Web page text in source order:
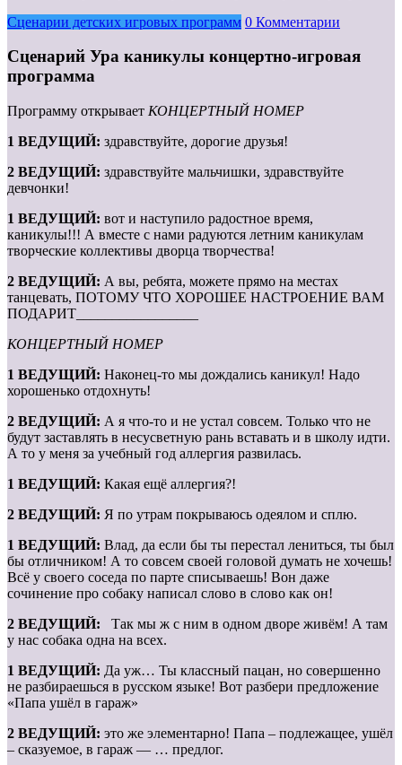
Сценарии детских игровых программ 0 Комментарии
Сценарий Ура каникулы концертно-игровая
программа
Программу открывает КОНЦЕРТНЫЙ НОМЕР
1 ВЕДУЩИЙ: здравствуйте, дорогие друзья!
2 ВЕДУЩИЙ: здравствуйте мальчишки, здравствуйте
девчонки!
1 ВЕДУЩИЙ: вот и наступило радостное время,
каникулы!!! А вместе с нами радуются летним каникулам
творческие коллективы дворца творчества!
2 ВЕДУЩИЙ: А вы, ребята, можете прямо на местах
танцевать, ПОТОМУ ЧТО ХОРОШЕЕ НАСТРОЕНИЕ ВАМ
ПОДАРИТ_________________
КОНЦЕРТНЫЙ НОМЕР
1 ВЕДУЩИЙ: Наконец-то мы дождались каникул! Надо
хорошенько отдохнуть!
2 ВЕДУЩИЙ: А я что-то и не устал совсем. Только что не
будут заставлять в несусветную рань вставать и в школу идти.
А то у меня за учебный год аллергия развилась.
1 ВЕДУЩИЙ: Какая ещё аллергия?!
2 ВЕДУЩИЙ: Я по утрам покрываюсь одеялом и сплю.
1 ВЕДУЩИЙ: Влад, да если бы ты перестал лениться, ты был
бы отличником! А то совсем своей головой думать не хочешь!
Всё у своего соседа по парте списываешь! Вон даже
сочинение про собаку написал слово в слово как он!
2 ВЕДУЩИЙ: Так мы ж с ним в одном дворе живём! А там
у нас собака одна на всех.
1 ВЕДУЩИЙ: Да уж… Ты классный пацан, но совершенно
не разбираешься в русском языке! Вот разбери предложение
«Папа ушёл в гараж»
2 ВЕДУЩИЙ: это же элементарно! Папа – подлежащее, ушёл
– сказуемое, в гараж — … предлог.